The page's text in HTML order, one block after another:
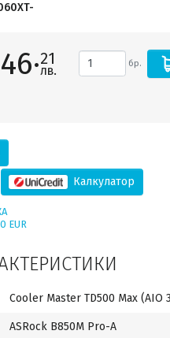
21
лв. бр.
Калкулатор
EUR
Cooler Master TD500 Max (AIO
ASRock B850M Pro-A